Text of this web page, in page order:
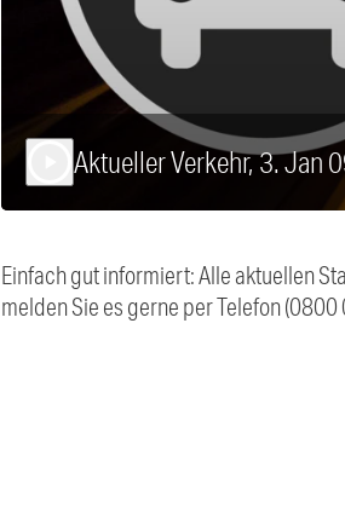
Aktueller Verkehr, 3. Jan
Einfach gut informiert: Alle aktuellen
melden Sie es gerne per Telefon